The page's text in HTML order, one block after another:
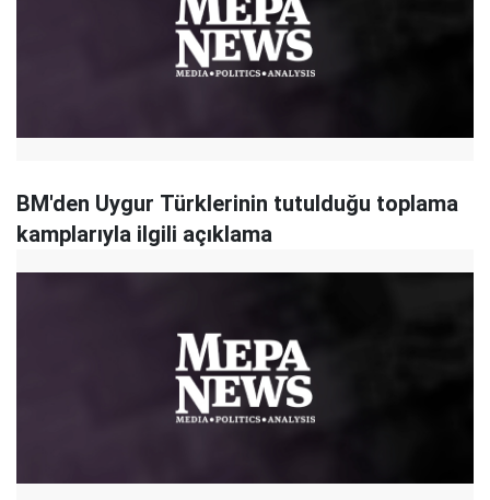
BM'den Uygur Türklerinin tutulduğu toplama
kamplarıyla ilgili açıklama